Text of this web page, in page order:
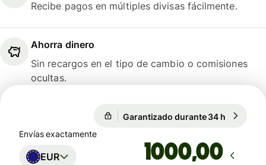
Recibe pagos en múltiples divisas fácilmente.
Ahorra dinero
Sin recargos en el tipo de cambio o comisiones
ocultas.
Garantizado durante 34 h
Envías exactamente
EUR ,00